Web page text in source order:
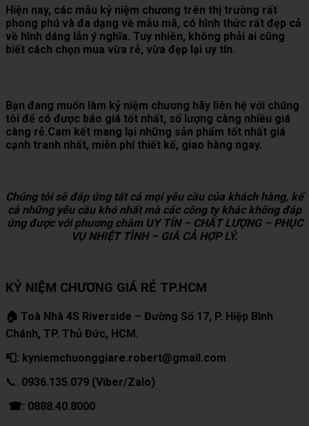
Hiện nay, các mẫu kỷ niệm chương trên thị trường rất
phong phú và đa dạng về mẫu mã, có hình thức rất đẹp cả
về hình dáng lẫn ý nghĩa. Tuy nhiên, không phải ai cũng
biết cách chọn mua vừa rẻ, vừa đẹp lại uy tín.
Bạn đang muốn làm kỷ niệm chương hãy liên hệ với chúng
tôi để có được báo giá tốt nhất, số lượng càng nhiều giá
càng rẻ.Cam kết mang lại những sản phẩm tốt nhất giá
cạnh tranh nhất, miễn phí thiết kế, giao hàng ngay.
Chúng tôi sẽ đáp ứng tất cả mọi yêu cầu của khách hàng, kể
cả những yêu cầu khó nhất mà các công ty khác không đáp
ứng được với phương châm UY TÍN – CHẤT LƯỢNG – PHỤC
VỤ NHIỆT TÌNH – GIÁ CẢ HỢP LÝ.
KỶ NIỆM CHƯƠNG GIÁ RẺ TP.HCM
🏠 Toà Nhà 4S Riverside – Đường Số 17, P. Hiệp Bình
Chánh, TP. Thủ Đức, HCM.
📮: kyniemchuonggiare.robert@gmail.com
📞: 0936.135.079 (Viber/Zalo)
☎: 0888.40.8000